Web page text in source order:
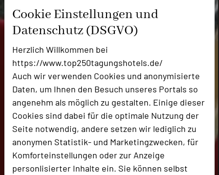
Cookie Einstellungen und
Datenschutz (DSGVO)
Herzlich Willkommen bei
https://www.top250tagungshotels.de/
Auch wir verwenden Cookies und anonymisierte
Daten, um Ihnen den Besuch unseres Portals so
angenehm als möglich zu gestalten. Einige dieser
Cookies sind dabei für die optimale Nutzung der
Seite notwendig, andere setzen wir lediglich zu
anonymen Statistik- und Marketingzwecken, für
Komforteinstellungen oder zur Anzeige
personlisierter Inhalte ein. Sie können selbst